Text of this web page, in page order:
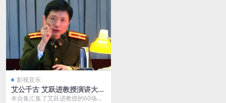
影视音乐
艾公千古 艾跃进教授演讲大合
集 60场全字幕版 稀缺资源
本合集汇集了艾跃进教授的60场经